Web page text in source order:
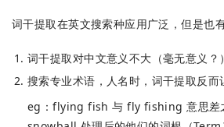
词干提取在英文搜索种应用广泛，但是也
词干提取对中文意义不大（毫无意义？
搜索专业术语，人名时，词干提取反而
eg：flying fish 与 fly fishing 意思差